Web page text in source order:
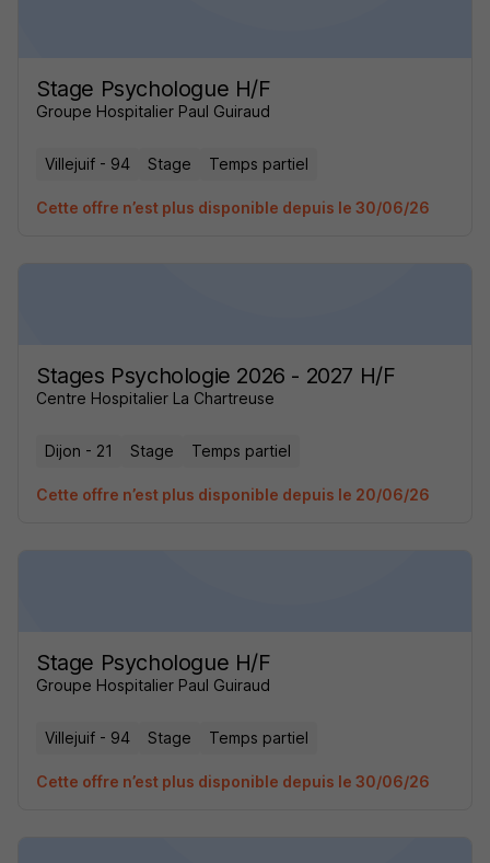
Stage Psychologue H/F
Groupe Hospitalier Paul Guiraud
Villejuif - 94 Stage Temps partiel
Cette offre n’est plus disponible depuis le 30/06/26
Stages Psychologie 2026 - 2027 H/F
Centre Hospitalier La Chartreuse
Dijon - 21 Stage Temps partiel
Cette offre n’est plus disponible depuis le 20/06/26
Stage Psychologue H/F
Groupe Hospitalier Paul Guiraud
Villejuif - 94 Stage Temps partiel
Cette offre n’est plus disponible depuis le 30/06/26